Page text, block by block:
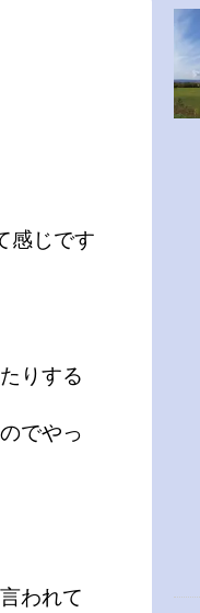
感じです
りする
でやっ
われて